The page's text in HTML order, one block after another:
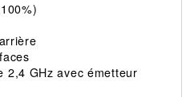
2,4 GHz avec émetteur